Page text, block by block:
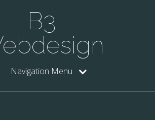
B3
Navigation Menu